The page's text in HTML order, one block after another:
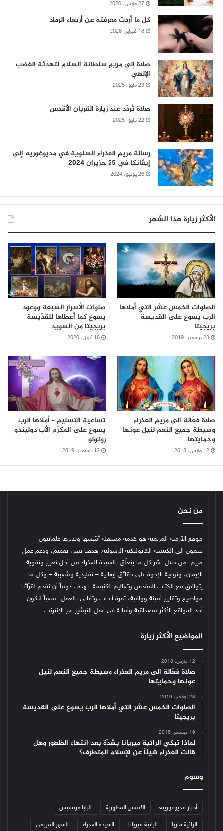
27 مارس، 2026
كل ما أردت معرفته عن أربعاء الرماد
18 فبراير، 2026
صلاة إلى مريم سلطانة السلام لتهدئة الغضب
الإلهي
23 مايو، 2025
صلاة تُردّد عند زيارة القربان الأقدس
22 مايو، 2025
رسالة مريم العذراء السنويّة في مديوغوريه إلى
إيڤانكا في 25 حزيران 2024
26 يونيو، 2024
الأكثر زيارة هذا الشهر
الصلوات الخمس عشر التي أملاها
الرب يسوع على القديسة
بريجيتا
23 نوفمبر، 2019
صلوات الأسرار السبعة ووعود
يسوع كما أعطاها للقدّيسة
بريجيتا من السويد
16 أبريل، 2020
صلاة فعّالة الى مريم العذراء
وسيطة جميع النِعم لنيل عونها
وحمايتها
12 مارس، 2018
تساعية التسليم – أملاها الرب
يسوع على المكرّم الأب دوليندو
روتولو
12 نوفمبر، 2019
من نحن
موقع الأزمنة المريمية هو خدمة مستقلة أسّسها ويديرها علمانيون
ينتمون الى الكنيسة الكاثوليكية الرسولية. هدفنا نشر، تعميم، ودعم عمل
مريم. من خلال نشر كل ما يتعلّق بالسيدة العذراء من أجل تعزيز وتقوية
الإيمان، وتوعية الإخوة على حقائق إيمانية – تقليدية وشعبية – وكل ما
يتوافق مع الكتاب المقدس وتعاليم الكنيسة. نهدف دوماً أن نقدم لقرّائنا
مواضيع وتقارير أمينة ووافية، ثمرة أبحاث وتفاني بالعمل، سعياً لنكون
أحد المواقع الأكثر مصداقية وأمانة في عمل التبشير عبر الإنترنت.
المواضيع الأكثر زيارة
12 مارس، 2018
صلاة فعّالة الى مريم العذراء وسيطة جميع النِعم لنيل
عونها وحمايتها
23 نوفمبر، 2019
الصلوات الخمس عشر التي أملاها الرب يسوع على القديسة
بريجيتا
19 ديسمبر، 2016
لماذا تبكي الرائية ميريانا بشدّة بعد انتهاء الظهور وهل
قالت العذراء شيئاً عن الإسلام المتطرّف؟
وسوم
أخبار مديوغورييه الأنفس المطهرية البابا فرنسيس
الرائية ماريا الرائية ميريانا السيدة العذراء الشهر المريمي